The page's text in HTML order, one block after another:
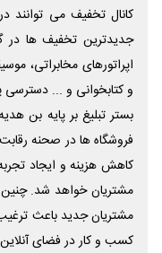
کانال تخفیف می توانند
جدیدترین تخفیف ها در
اپراتورهای مخابراتی،
و کتابخوانی و ... دسترسی
بستر تبلیغ بر پایه بن
فروشگاه ها در صحنه
کاهش هزینه و ایجاد
مشتریان خواهد شد.
مشتریان جدید باعث
کسب و کار در فضای